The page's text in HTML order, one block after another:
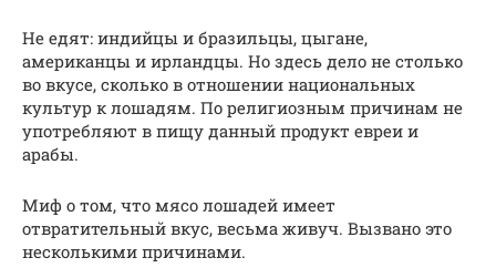
Не едят: индийцы и бразильцы, цыгане,
американцы и ирландцы. Но здесь дело не столько
во вкусе, сколько в отношении национальных
культур к лошадям. По религиозным причинам не
употребляют в пищу данный продукт евреи и
арабы.
Миф о том, что мясо лошадей имеет
отвратительный вкус, весьма живуч. Вызвано это
несколькими причинами.